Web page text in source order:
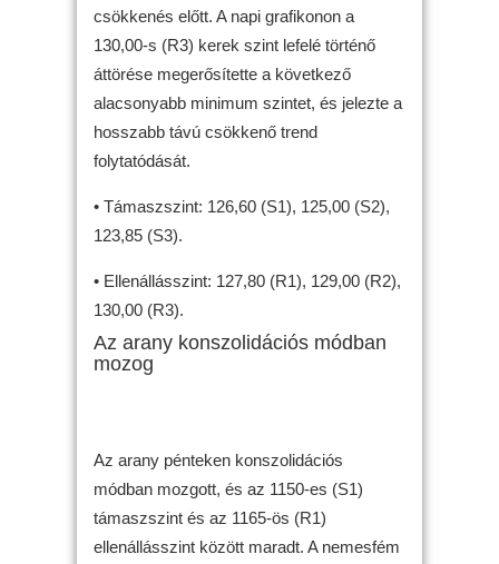
csökkenés előtt. A napi grafikonon a
130,00-s (R3) kerek szint lefelé történő
áttörése megerősítette a következő
alacsonyabb minimum szintet, és jelezte a
hosszabb távú csökkenő trend
folytatódását.
• Támaszszint: 126,60 (S1), 125,00 (S2),
123,85 (S3).
• Ellenállásszint: 127,80 (R1), 129,00 (R2),
130,00 (R3).
Az arany konszolidációs módban
mozog
Az arany pénteken konszolidációs
módban mozgott, és az 1150-es (S1)
támaszszint és az 1165-ös (R1)
ellenállásszint között maradt. A nemesfém